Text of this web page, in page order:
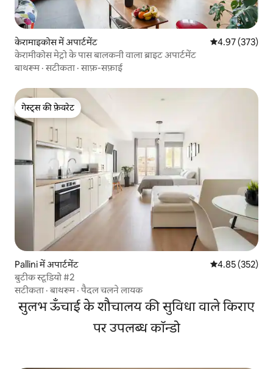
केरामाइकोस में अपार्टमेंट औसत रेटिंग 5 में से
4.97 (373)
केरामीकोस मेट्रो के पास बालकनी वाला ब्राइट अपार्टमेंट
बाथरूम·सटीकता ·साफ़-सफ़ाई
गेस्ट्स की फ़ेवरेट
गेस्ट्स की फ़ेवरेट
Pallini में अपार्टमेंट औसत रेटिंग 5 में से
4.85 (352)
बुटीक स्टूडियो #2
सटीकता ·बाथरूम·पैदल चलने लायक
सुलभ ऊँचाई के शौचालय की सुविधा वाले किराए
पर उपलब्ध कॉन्डो